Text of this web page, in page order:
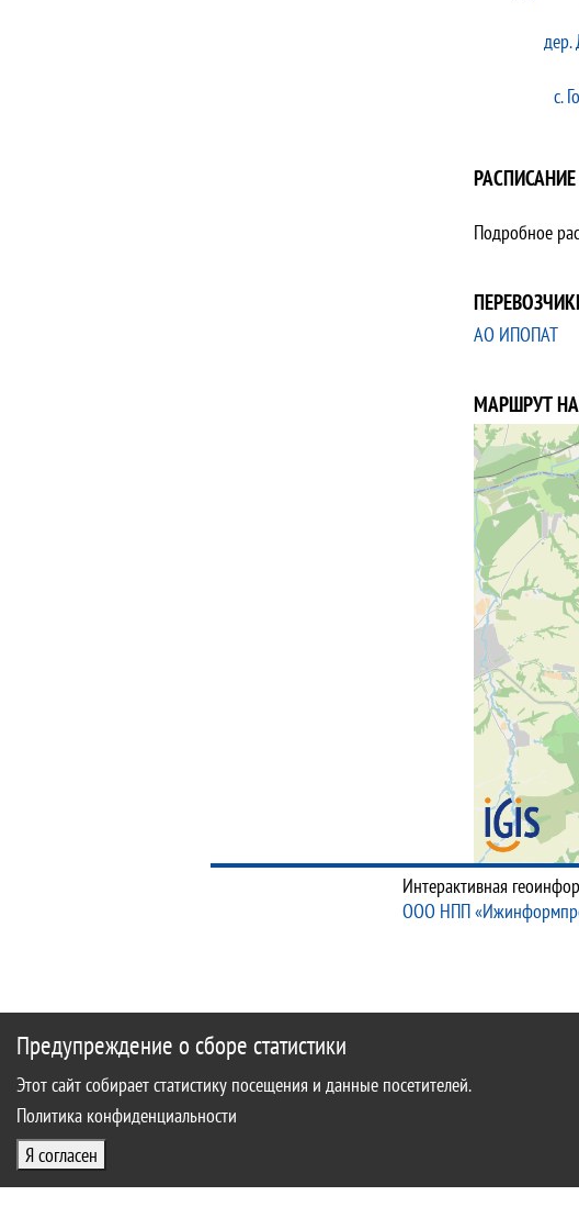
с.
Подробное
АО ИПОПАТ
МАРШРУТ
Интерактивная
ООО НПП
Предупреждение о сборе статистики
Этот сайт собирает статистику посещения и данные посетителей.
Политика конфиденциальности
Я согласен